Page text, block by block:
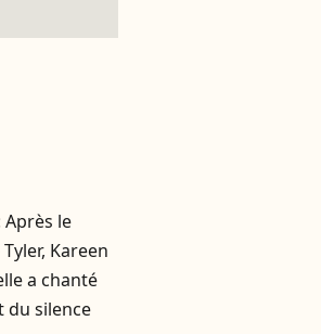
Après le
Kareen
a chanté
du silence